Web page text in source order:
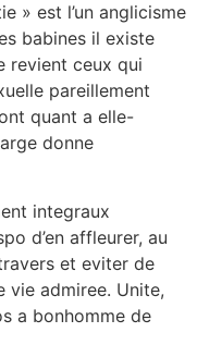
» est l’un anglicisme
babines il existe
revient ceux qui
pareillement
quant a elle-
donne
integraux
d’en affleurer, au
et eviter de
vie admiree. Unite,
a bonhomme de